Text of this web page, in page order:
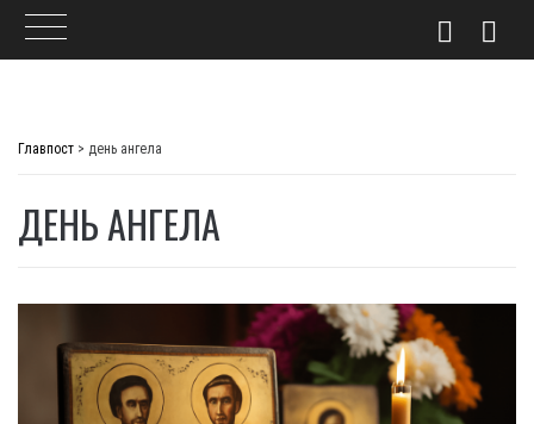
Главпост > день ангела
ДЕНЬ АНГЕЛА